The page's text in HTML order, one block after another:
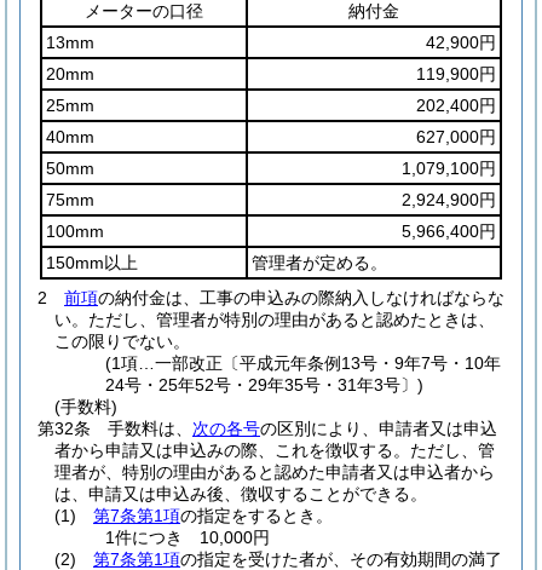
メーターの口径
納付金
13mm
42,900円
20mm
119,900円
25mm
202,400円
40mm
627,000円
50mm
1,079,100円
75mm
2,924,900円
100mm
5,966,400円
150mm以上
管理者が定める。
2
前項の納付金は、工事の申込みの際納入しなければならな
い。 ただし、管理者が特別の理由があると認めたときは、
この限りでない。
(1項…一部改正〔平成元年条例13号・9年7号・10年
24号・25年52号・29年35号・31年3号〕)
(手数料)
第32条
手数料は、 次の各号の区別により、申請者又は申込
者から申請又は申込みの際、これを徴収する。 ただし、管
理者が、特別の理由があると認めた申請者又は申込者から
は、申請又は申込み後、徴収することができる。
(1)
第7条第1項の指定をするとき。
1件につき 10,000円
(2)
第7条第1項の指定を受けた者が、その有効期間の満了